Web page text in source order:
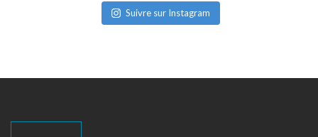
Suivre sur Instagram